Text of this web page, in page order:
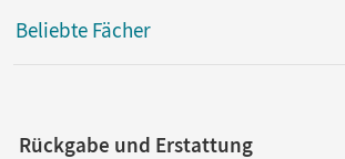
Beliebte Fächer
Rückgabe und Erstattung